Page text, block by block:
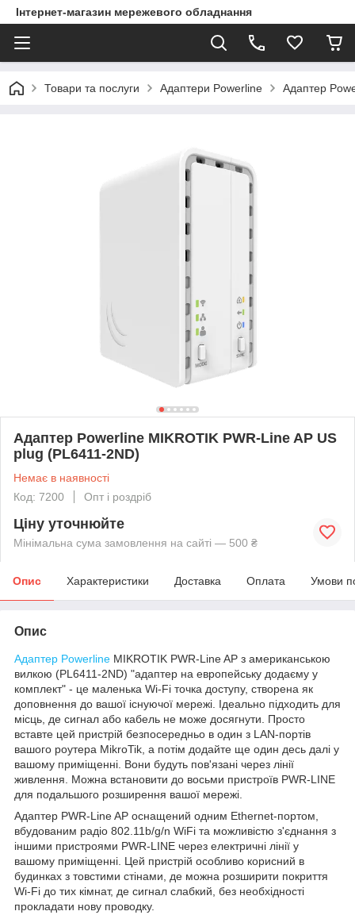
Інтернет-магазин мережевого обладнання
Товари та послуги Адаптери Powerline Адаптер
Адаптер Powerline MIKROTIK PWR-Line AP US
plug (PL6411-2ND)
Немає в наявності
Код: 7200
Опт і роздріб
Ціну уточнюйте
Мінімальна сума замовлення на сайті — 500 ₴
Опис Характеристики Доставка Оплата Умови
Опис
Адаптер Powerline MIKROTIK PWR-Line AP з американською
вилкою (PL6411-2ND) "адаптер на европейську додаєму у
комплект" - це маленька Wi-Fi точка доступу, створена як
доповнення до вашої існуючої мережі. Ідеально підходить для
місць, де сигнал або кабель не може досягнути. Просто
вставте цей пристрій безпосередньо в один з LAN-портів
вашого роутера MikroTik, а потім додайте ще один десь далі у
вашому приміщенні. Вони будуть пов'язані через лінії
живлення. Можна встановити до восьми пристроїв PWR-LINE
для подальшого розширення вашої мережі.
Адаптер PWR-Line AP оснащений одним Ethernet-портом,
вбудованим радіо 802.11b/g/n WiFi та можливістю з'єднання з
іншими пристроями PWR-LINE через електричні лінії у
вашому приміщенні. Цей пристрій особливо корисний в
будинках з товстими стінами, де можна розширити покриття
Wi-Fi до тих кімнат, де сигнал слабкий, без необхідності
прокладати нову проводку.